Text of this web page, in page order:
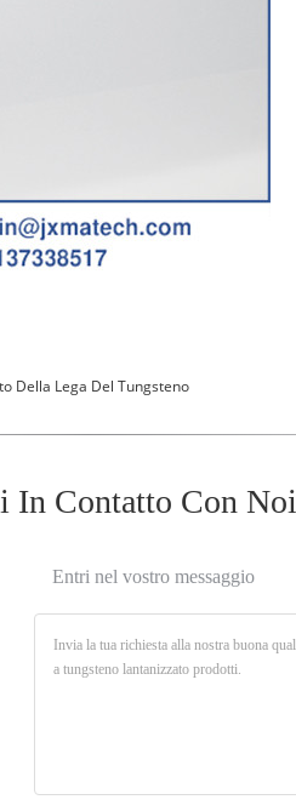
Della Lega Del Tungsteno
In ​​contatto Con Noi
Entri nel vostro messaggio